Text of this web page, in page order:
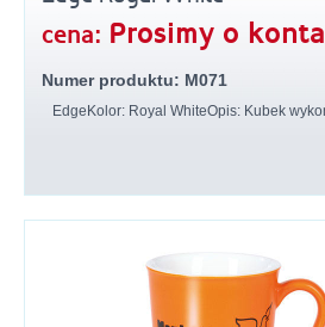
cena: Prosimy o
Numer produktu: M071
EdgeKolor: Royal WhiteOpis: Kubek